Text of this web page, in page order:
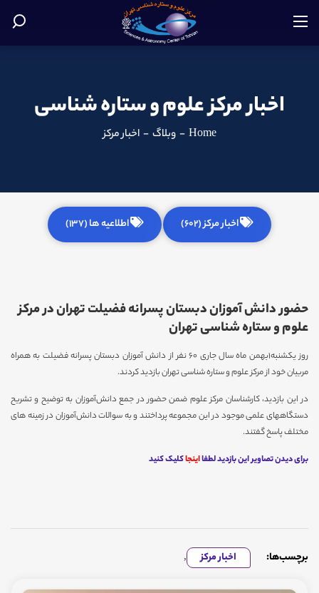
اخبار مرکز علوم و ستاره شناسی
Home
- وبلاگ - اخبار مرکز
اخبار مرکز (602) اطلاعیه ها (137)
حضور دانش آموزان دبستان پسرانه فضیلت تهران در مرکز
علوم و ستاره شناسی تهران
روز یکشنبه1بهمن ماه سال جاری 60 نفر از دانش آموزان دبستان پسرانه فضیلت به همراه
مربیان خود از مرکز علوم و ستاره شناسی تهران بازدید کردند.
در این بازدید، کارشناسان مرکز علوم ضمن حضور در جمع دانش‌آموزان به توضیح و تشریح
دستگاههای علمی موجود در این مجموعه پرداختند و به سوالات دانش‌آموزان در زمینه های
مختلف پاسخ گفتند.
برای دیدن تصاویر این بازدید لطفااینجاکلیک کنید
برچسب‌ها: اخبار مرکز ,